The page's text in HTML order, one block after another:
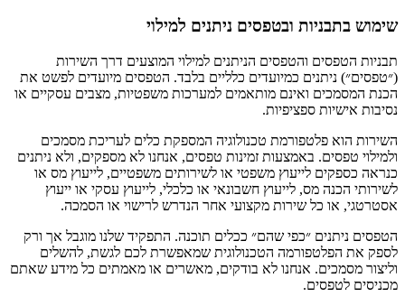
שימוש בתבניות ובטפסים ניתנים למילוי
תבניות הטפסים והטפסים הניתנים למילוי המוצעים דרך השירות
(״טפסים״) ניתנים כמיועדים כלליים בלבד. הטפסים מיועדים לפשט את
הכנת המסמכים ואינם מותאמים למערכות משפטיות, מצבים עסקיים או
נסיבות אישיות ספציפיות.
השירות הוא פלטפורמת טכנולוגיה המספקת כלים לעריכת מסמכים
ולמילוי טפסים. באמצעות זמינות טפסים, אנחנו לא מספקים, ולא ניתנים
כנראה כספקים לייעוץ משפטי או לשירותים משפטיים, לייעוץ מס או
לשירותי הכנה מס, לייעוץ חשבונאי או כלכלי, לייעוץ עסקי או ייעוץ
אסטרטגי, או כל שירות מקצועי אחר הנדרש לרישוי או הסמכה.
הטפסים ניתנים ״כפי שהם״ ככלים תוכנה. התפקיד שלנו מוגבל אך ורק
לספק את הפלטפורמה הטכנולוגית שמאפשרת לכם לגשת, להשלים
וליצור מסמכים. אנחנו לא בודקים, מאשרים או מאמתים כל מידע שאתם
מכניסים לטפסים.